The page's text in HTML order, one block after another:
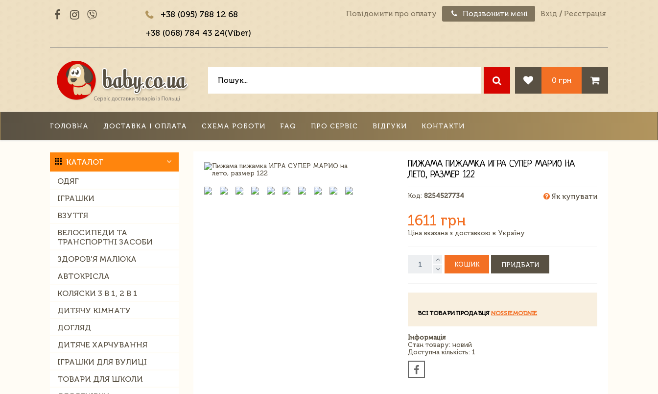
+38 (095) 788 12 68
+38 (068) 784 43 24(Viber)
Повідомити про оплату Подзвонити мені Вхід / Реєстрація
0 грн
ГОЛОВНА ДОСТАВКА І ОПЛАТА СХЕМА РОБОТИ FAQ ПРО СЕРВІС ВІДГУКИ КОНТАКТИ
КАТАЛОГ
ОДЯГ
ІГРАШКИ
ВЗУТТЯ
ВЕЛОСИПЕДИ ТА
ТРАНСПОРТНІ ЗАСОБИ
ЗДОРОВ'Я МАЛЮКА
АВТОКРІСЛА
КОЛЯСКИ 3 В 1, 2 В 1
ДИТЯЧУ КІМНАТУ
ДОГЛЯД
ДИТЯЧЕ ХАРЧУВАННЯ
ІГРАШКИ ДЛЯ ВУЛИЦІ
ТОВАРИ ДЛЯ ШКОЛИ
ПИЖАМА ПИЖАМКА ИГРА СУПЕР МАРИО НА
ЛЕТО, РАЗМЕР 122
Код:8254527734 Як купувати
1611 грн
Ціна вказана з доставкою в Україну
КОШИК ПРИДБАТИ
ВСІ ТОВАРИ ПРОДАВЦЯNOSSIEMODNIE
Інформація
Стан товару: новий
Доступна кількість: 1